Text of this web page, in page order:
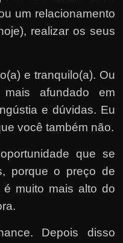
um relacionamento
realizar os seus
e tranquilo(a). Ou
afundado em
e dúvidas. Eu
você também não.
que se
porque o preço de
muito mais alto do
Depois disso